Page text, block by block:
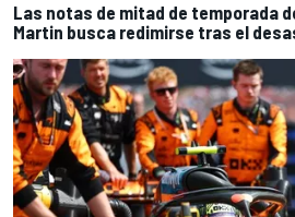
Las notas de mitad de temporada
Martin busca redimirse tras el